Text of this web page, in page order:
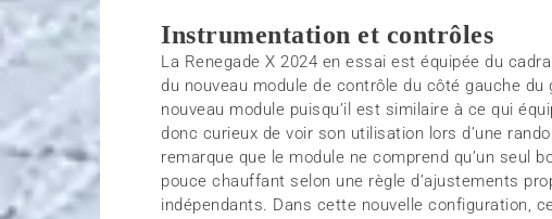
Instrumentation et contrôles
La Renegade X 2024 en essai est équipée du
du nouveau module de contrôle du côté gauche du
nouveau module puisqu’il est similaire à ce qui
donc curieux de voir son utilisation lors d’une
remarque que le module ne comprend qu’un seul
pouce chauffant selon une règle d’ajustements
indépendants. Dans cette nouvelle configuration,